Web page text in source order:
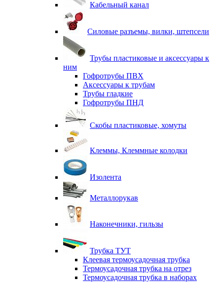
Кабельный канал
Силовые разъемы, вилки, штепсели
Трубы пластиковые и аксессуары к
ним
Гофротрубы ПВХ
Аксессуары к трубам
Трубы гладкие
Гофротрубы ПНД
Скобы пластиковые, хомуты
Клеммы, Клеммные колодки
Изолента
Металлорукав
Наконечники, гильзы
Трубка ТУТ
Клеевая термоусадочная трубка
Термоусадочная трубка на отрез
Термоусадочная трубка в наборах